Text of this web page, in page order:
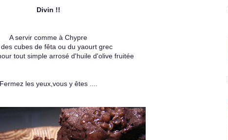
Divin !!
A servir comme à Chypre
cubes de fêta ou du yaourt grec
tout simple arrosé d'huile d'olive fruitée
les yeux,vous y êtes ....